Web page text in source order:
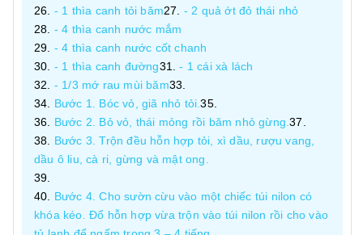
- 1 thìa canh tỏi băm
- 2 quả ớt đỏ thái nhỏ
- 4 thìa canh nước mắm
- 4 thìa canh nước cốt chanh
- 1 thìa canh đường
- 1 cái xà lách
- 1/3 mớ rau mùi băm
Bước 1. Bóc vỏ, giã nhỏ tỏi.
Bước 2. Bỏ vỏ, thái mỏng rồi băm nhỏ gừng.
Bước 3. Trộn đều hỗn hợp tỏi, xì dầu, rượu vang,
dầu ô liu, cà ri, gừng và mật ong.
Bước 4. Cho sườn cừu vào một chiếc túi nilon có
khóa kéo. Đổ hỗn hợp vừa trộn vào túi nilon rồi cho vào